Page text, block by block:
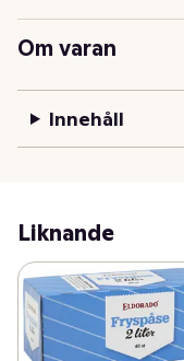
Om varan
Innehåll
Liknande